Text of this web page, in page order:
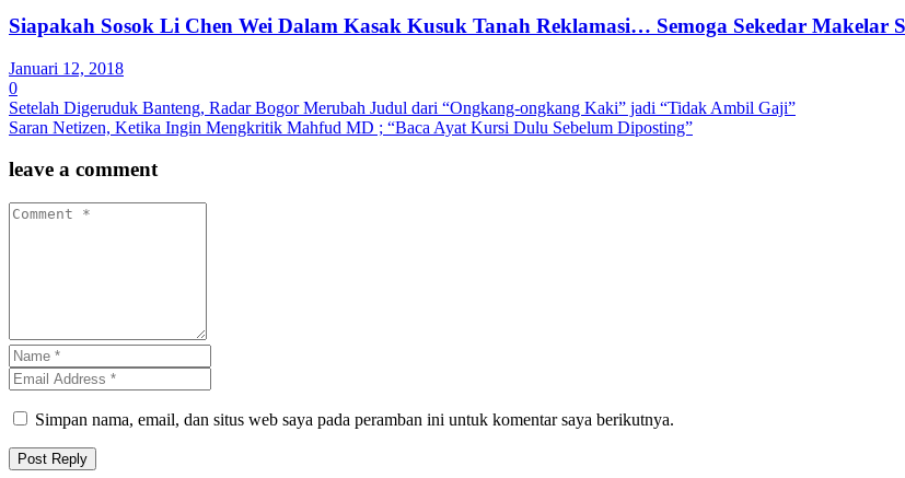
Siapakah Sosok Li Chen Wei Dalam Kasak Kusuk Tanah Reklamasi… Semoga Sekedar Makelar
Januari 12, 2018
0
Setelah Digeruduk Banteng, Radar Bogor Merubah Judul dari “Ongkang-ongkang Kaki” jadi “Tidak Ambil Gaji”
Saran Netizen, Ketika Ingin Mengkritik Mahfud MD ; “Baca Ayat Kursi Dulu Sebelum Diposting”
leave a comment
Simpan nama, email, dan situs web saya pada peramban ini untuk komentar saya berikutnya.